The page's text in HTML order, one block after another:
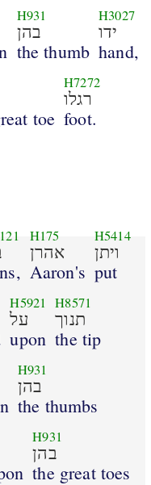
H931
בהן
the thumb
H3027
ידו
hand,
toe
H7272
רגלו
foot.
H175
אהרן
Aaron's
H5414
ויתן
put
H5921
על
upon
H8571
תנוך
the tip
H931
בהן
the thumbs
H931
בהן
the great toes